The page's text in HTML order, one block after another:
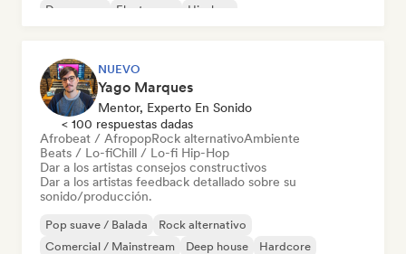
Dream pop
Electropop Hip-hop
NUEVO
Yago Marques
Mentor, Experto En Sonido
< 100 respuestas dadas
Afrobeat / AfropopRock alternativoAmbiente
Beats / Lo-fiChill / Lo-fi Hip-Hop
Dar a los artistas consejos constructivos
Dar a los artistas feedback detallado sobre su
sonido/producción.
Pop suave / Balada
Rock alternativo
Comercial / Mainstream
Deep house
Hardcore